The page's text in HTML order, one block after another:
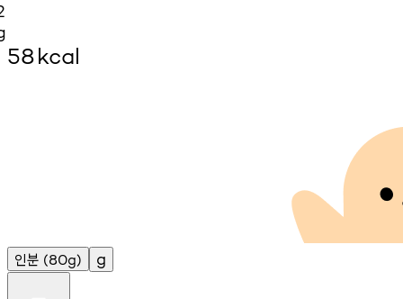
58kcal
인분 (80g) g